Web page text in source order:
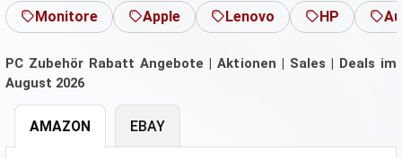
Monitore Apple Lenovo HP
PC Zubehör Rabatt Angebote | Aktionen | Sales | Deals im
August 2026
AMAZON EBAY